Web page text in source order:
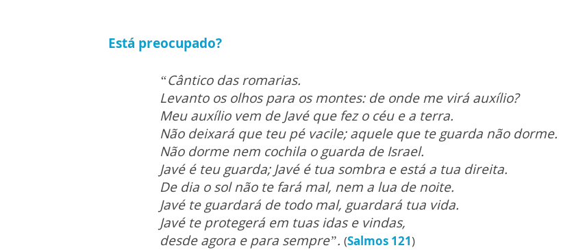
Está preocupado?
“Cântico das romarias.
Levanto os olhos para os montes: de onde me virá auxílio?
Meu auxílio vem de Javé que fez o céu e a terra.
Não deixará que teu pé vacile;aquele que te guarda não dorme.
Não dorme nem cochila o guarda de Israel.
Javé é teu guarda; Javé é tua sombra e está a tua direita.
De dia o sol não te fará mal, nem a lua de noite.
Javé te guardará de todo mal, guardará tua vida.
Javé te protegerá em tuas idas e vindas,
desde agora e para sempre”. (Salmos 121)